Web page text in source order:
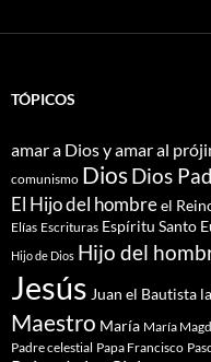
TÓPICOS
amar a Dios y amar al
comunismo DiosDios
El Hijo del hombreel
Elías Escrituras Espíritu Santo
Hijo de Dios Hijo del
Jesús Juan el Bautista
Maestro María María
Padre celestial Papa Francisco